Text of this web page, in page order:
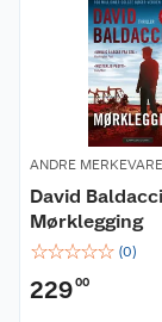
ANDRE
David
Mørklegging
☆☆☆☆☆ (0)
22900